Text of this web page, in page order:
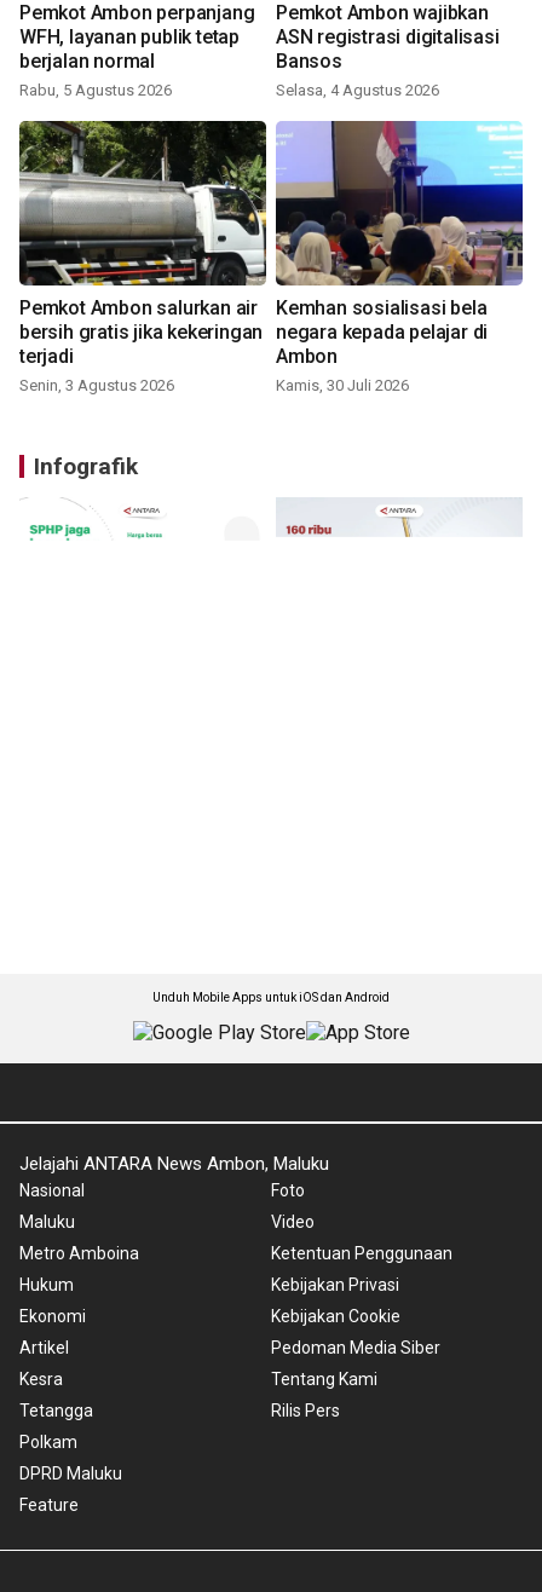
Pemkot Ambon perpanjang
WFH, layanan publik tetap
berjalan normal
Rabu, 5 Agustus 2026
Pemkot Ambon wajibkan
ASN registrasi digitalisasi
Bansos
Selasa, 4 Agustus 2026
Pemkot Ambon salurkan air
bersih gratis jika kekeringan
terjadi
Senin, 3 Agustus 2026
Kemhan sosialisasi bela
negara kepada pelajar di
Ambon
Kamis, 30 Juli 2026
Infografik
Unduh Mobile Apps untuk iOS dan Android
Jelajahi ANTARA News Ambon, Maluku
Nasional
Maluku
Metro Amboina
Hukum
Ekonomi
Artikel
Kesra
Tetangga
Polkam
DPRD Maluku
Feature
Foto
Video
Ketentuan Penggunaan
Kebijakan Privasi
Kebijakan Cookie
Pedoman Media Siber
Tentang Kami
Rilis Pers